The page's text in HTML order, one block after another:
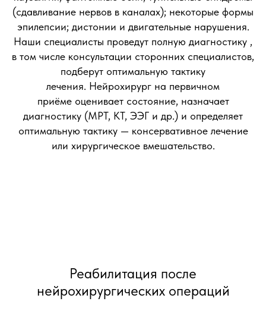
(сдавливание нервов в каналах); некоторые формы
эпилепсии; дистонии и двигательные нарушения.
Наши специалисты проведут полную диагностику ,
в том числе консультации сторонних специалистов,
подберут оптимальную тактику
лечения. Нейрохирург на первичном
приёме оценивает состояние, назначает
диагностику (МРТ, КТ, ЭЭГ и др.) и определяет
оптимальную тактику — консервативное лечение
или хирургическое вмешательство.
Реабилитация после
нейрохирургических операций